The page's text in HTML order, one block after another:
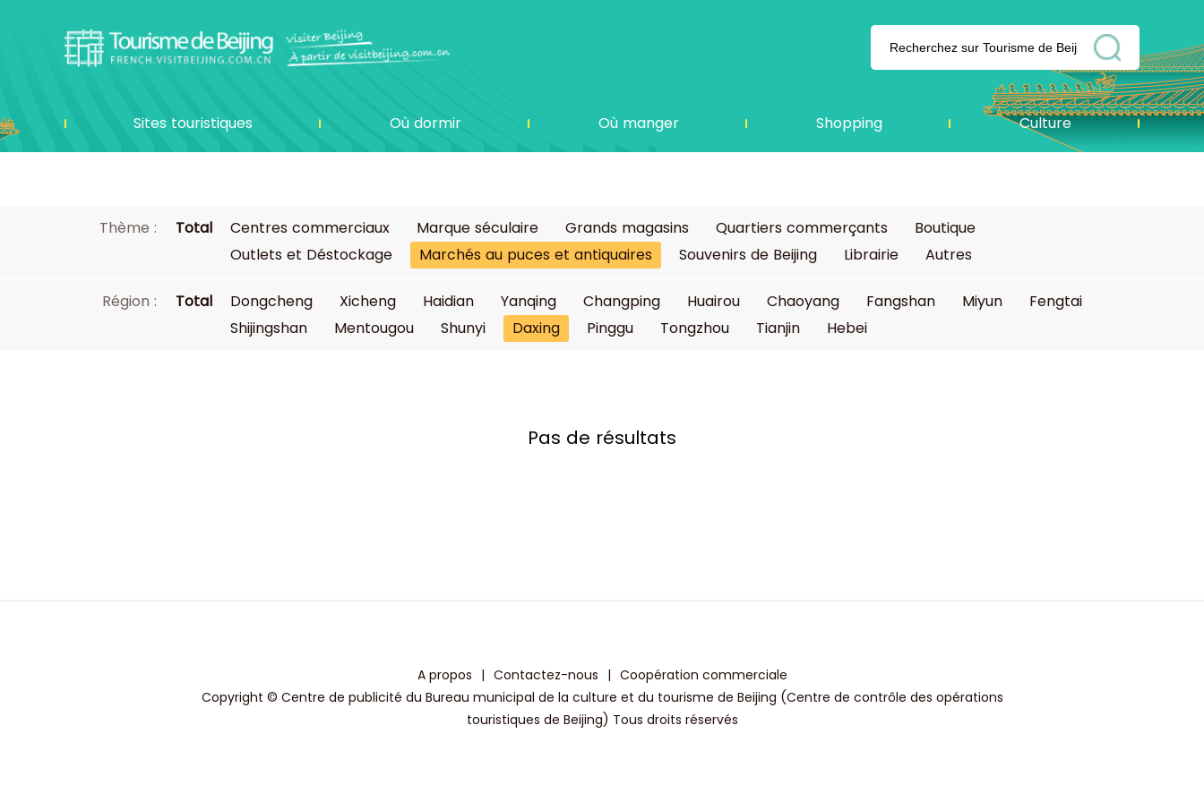
Sites touristiques Où dormir Où manger Shopping Culture
Thème : Total Centres commerciaux Marque séculaire Grands magasins Quartiers commerçants
Boutique
Outlets et Déstockage
Marchés au puces et antiquaires Souvenirs de Beijing Librairie Autres
Région : Total Dongcheng Xicheng Haidian Yanqing Changping Huairou Chaoyang Fangshan Miyun
Fengtai
Shijingshan
Mentougou Shunyi Daxing Pinggu Tongzhou Tianjin Hebei
Pas de résultats
A propos | Contactez-nous | Coopération commerciale
Copyright © Centre de publicité du Bureau municipal de la culture et du tourisme de Beijing (Centre de contrôle des opérations
touristiques de Beijing) Tous droits réservés